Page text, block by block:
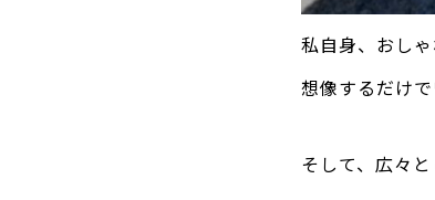
私自身、おし
想像するだけ
そして、広々